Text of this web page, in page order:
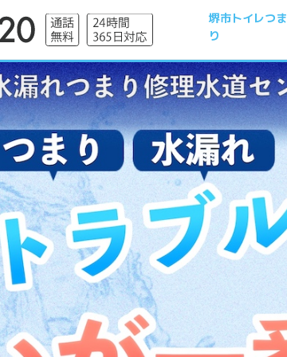
堺市トイレつま
り